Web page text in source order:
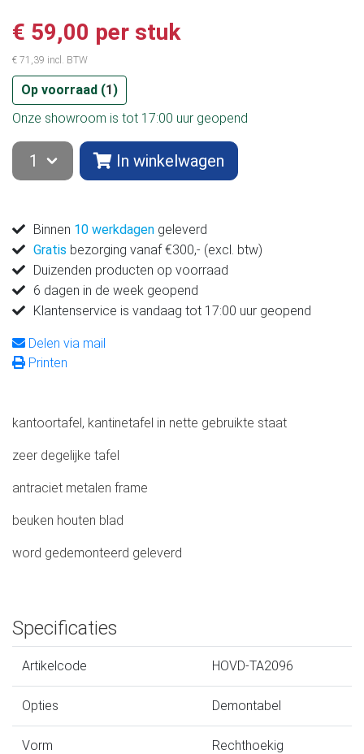
€ 59,00 per stuk
€ 71,39 incl. BTW
Op voorraad (1)
Onze showroom is tot 17:00 uur geopend
In winkelwagen
Binnen 10 werkdagen geleverd
Gratis bezorging vanaf €300,- (excl. btw)
Duizenden producten op voorraad
6 dagen in de week geopend
Klantenservice is vandaag tot 17:00 uur geopend
Delen via mail
Printen
kantoortafel, kantinetafel in nette gebruikte staat
zeer degelijke tafel
antraciet metalen frame
beuken houten blad
word gedemonteerd geleverd
Specificaties
Artikelcode HOVD-TA2096
Opties Demontabel
Vorm Rechthoekig